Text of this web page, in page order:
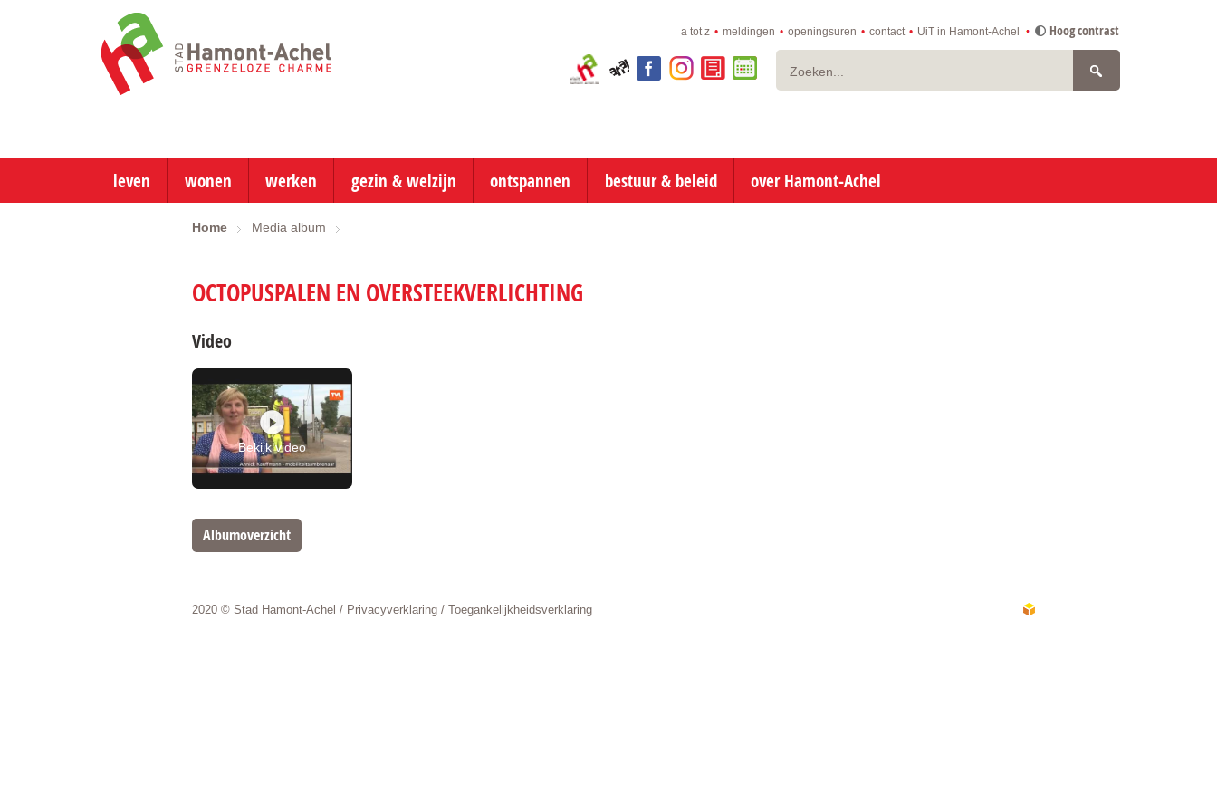
inhoud
naar
de
startpagina
a tot z meldingen openingsuren contact UiT in Hamont-Achel Hoog contrast
Visit
Hamont-
aha! facebookinstagram
e-
loket
online
afspraken
leven wonen werken gezin & welzijn ontspannen bestuur & beleid over Hamont-Achel
Home Media album
OCTOPUSPALEN EN OVERSTEEKVERLICHTING
Video
Bekijk video
Albumoverzicht
2020 © Stad Hamont-Achel / Privacyverklaring / Toegankelijkheidsverklaring